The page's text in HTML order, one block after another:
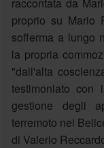
proprio su Mario
sofferma a lungo
la propria
"dall'alta
testimoniato con
gestione degli
terremoto nel
di Valerio